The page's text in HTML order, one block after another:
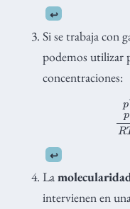
↩︎
Si se trabaja con
podemos utilizar
concentraciones:
V
↩︎
La
intervienen en